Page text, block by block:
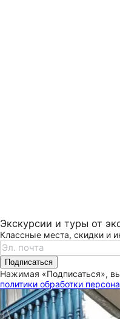
Экскурсии и туры от
Классные места, скидки и
Подписаться
Нажимая «Подписаться»,
политики обработки